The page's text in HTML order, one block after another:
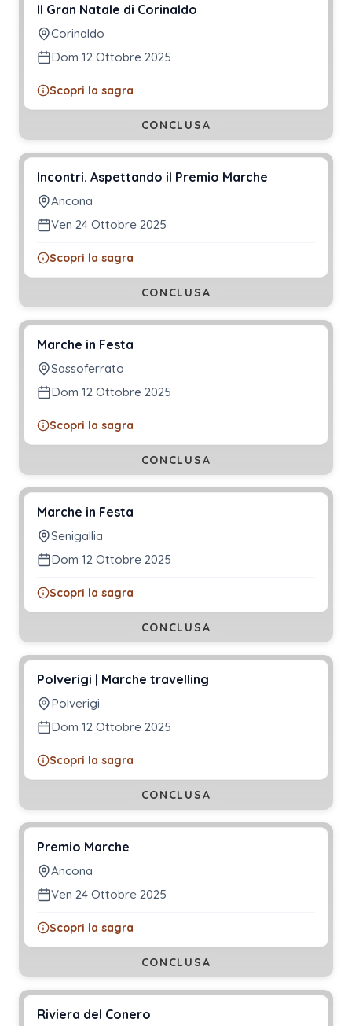
Il Gran Natale di Corinaldo
Corinaldo
Dom 12 Ottobre 2025
Scopri la sagra
CONCLUSA
Incontri. Aspettando il Premio Marche
Ancona
Ven 24 Ottobre 2025
Scopri la sagra
CONCLUSA
Marche in Festa
Sassoferrato
Dom 12 Ottobre 2025
Scopri la sagra
CONCLUSA
Marche in Festa
Senigallia
Dom 12 Ottobre 2025
Scopri la sagra
CONCLUSA
Polverigi | Marche travelling
Polverigi
Dom 12 Ottobre 2025
Scopri la sagra
CONCLUSA
Premio Marche
Ancona
Ven 24 Ottobre 2025
Scopri la sagra
CONCLUSA
Riviera del Conero